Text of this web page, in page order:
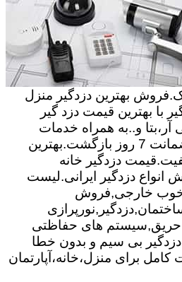
بهترین دزدگیر منزل
با بهترین قیمت دزد گیر
آر،بتا و..به همراه خدمات
ارسال رایگان و سریع-ضمانت 7 روز بازگشت.بهترین
دزدگیر خانه
دزدگیر ایرانی.لیست
خوب خارجی,فروش
حریق,سیستم های حفاظتی
دزدگیر بی سیم و بدون خطا
کامل برای منزل،خانه،آپارتمان